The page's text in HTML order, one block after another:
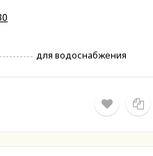
для водоснабжения